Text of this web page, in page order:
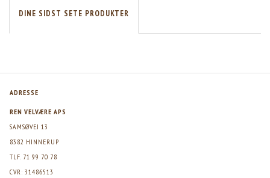
DINE SIDST SETE PRODUKTER
ADRESSE
REN VELVÆRE APS
SAMSØVEJ 13
8382 HINNERUP
TLF. 71 99 70 78
CVR: 31486513